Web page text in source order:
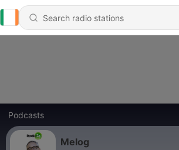
Podcasts
Melog